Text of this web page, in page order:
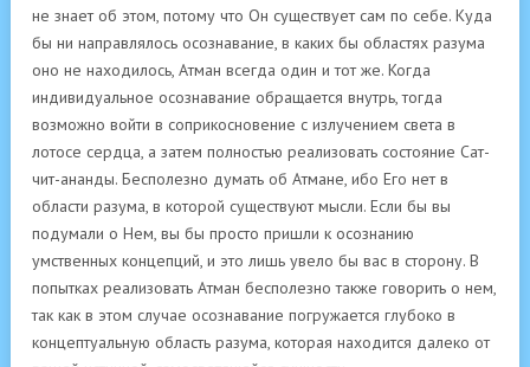
не знает об этом, потому что Он существует сам по себе. Куда
бы ни направлялось осознавание, в каких бы областях разума
оно не находилось, Атман всегда один и тот же. Когда
индивидуальное осознавание обращается внутрь, тогда
возможно войти в соприкосновение с излучением света в
лотосе сердца, а затем полностью реализовать состояние Сат-
чит-ананды. Бесполезно думать об Атмане, ибо Его нет в
области разума, в которой существуют мысли. Если бы вы
подумали о Нем, вы бы просто пришли к осознанию
умственных концепций, и это лишь увело бы вас в сторону. В
попытках реализовать Атман бесполезно также говорить о нем,
так как в этом случае осознавание погружается глубоко в
концептуальную область разума, которая находится далеко от